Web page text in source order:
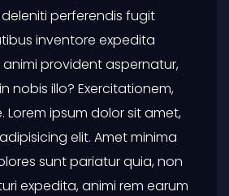
perferendis fugit
inventore expedita
provident aspernatur,
nobis illo? Exercitationem,
Lorem ipsum dolor sit amet,
elit. Amet minima
sunt pariatur quia, non
expedita, animi rem earum